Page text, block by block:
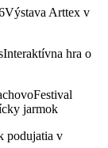
Výstava Arttex v
Interaktívna hra o
Festival
jarmok
podujatia v